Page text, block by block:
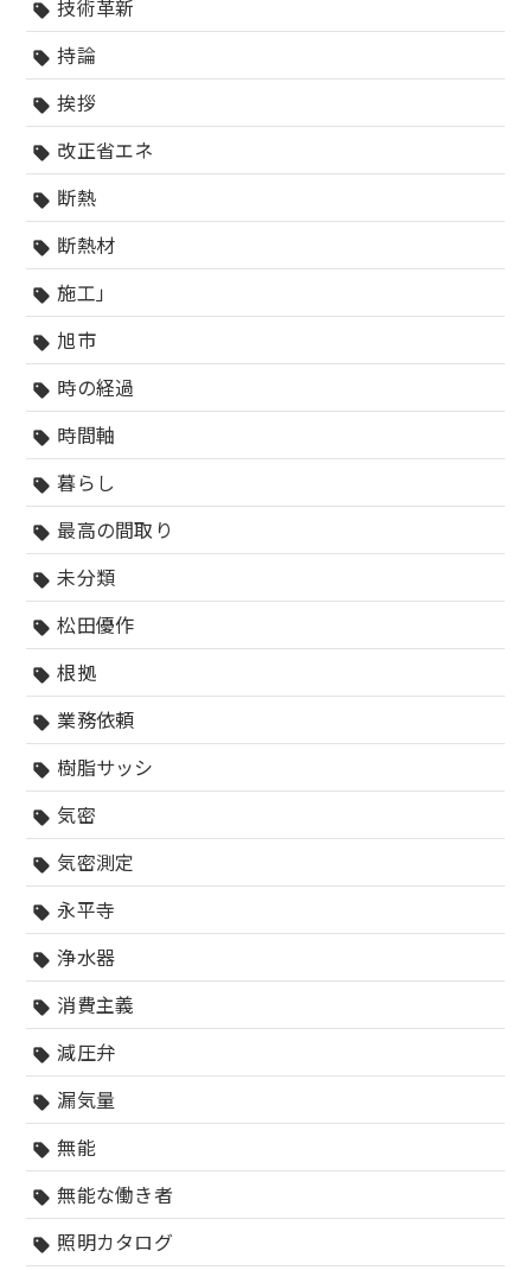
sell 技術革新
sell 持論
sell 挨拶
sell 改正省エネ
sell 断熱
sell 断熱材
sell 施工」
sell 旭市
sell 時の経過
sell 時間軸
sell 暮らし
sell 最高の間取り
sell 未分類
sell 松田優作
sell 根拠
sell 業務依頼
sell 樹脂サッシ
sell 気密
sell 気密測定
sell 永平寺
sell 浄水器
sell 消費主義
sell 減圧弁
sell 漏気量
sell 無能
sell 無能な働き者
sell 照明カタログ